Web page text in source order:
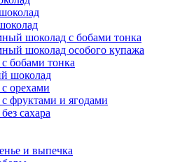
шоколад с бобами тонка
шоколад особого купажа
бобами тонка
шоколад
орехами
фруктами и ягодами
сахара
и выпечка